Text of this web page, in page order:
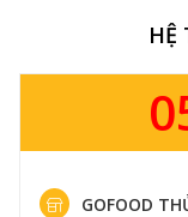
HỆ
GOFOOD